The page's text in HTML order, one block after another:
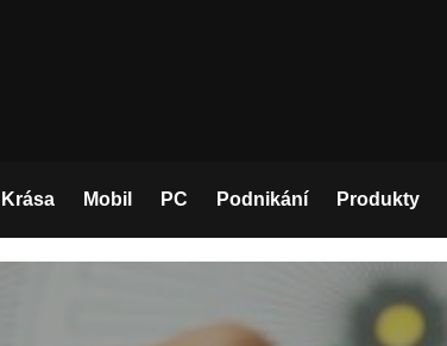
Krása Mobil PC Podnikání Produkty